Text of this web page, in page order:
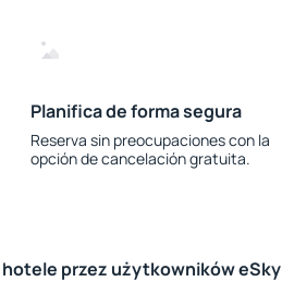
Planifica de forma segura
Reserva sin preocupaciones con la
opción de cancelación gratuita.
przez użytkowników eSky